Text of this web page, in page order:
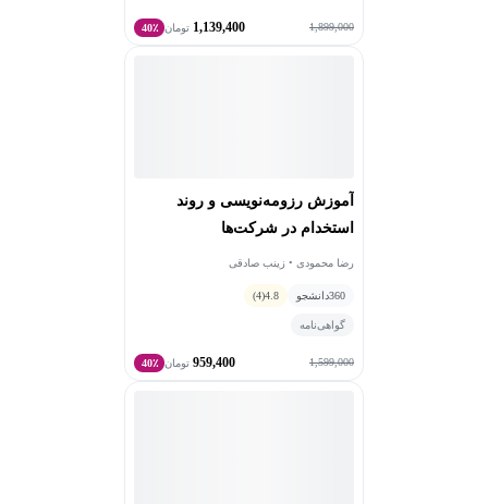
1,899,000
1,139,400 تومان 40٪
آموزش رزومه‌نویسی و روند
استخدام در شرکت‌ها
رضا محمودی • زینب صادقی
360دانشجو 4.8
(4)
گواهی‌نامه
1,599,000
959,400 تومان 40٪